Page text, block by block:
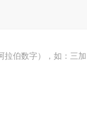
拉伯数字），如：三